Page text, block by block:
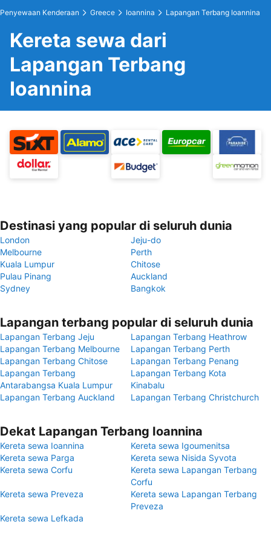
Penyewaan Kenderaan Greece Ioannina Lapangan Terbang Ioannina
Kereta sewa dari
Lapangan Terbang
Ioannina
Destinasi yang popular di seluruh dunia
London
Jeju-do
Melbourne
Perth
Kuala Lumpur
Chitose
Pulau Pinang
Auckland
Sydney
Bangkok
Lapangan terbang popular di seluruh dunia
Lapangan Terbang Jeju
Lapangan Terbang Heathrow
Lapangan Terbang Melbourne
Lapangan Terbang Perth
Lapangan Terbang Chitose
Lapangan Terbang Penang
Lapangan Terbang
Antarabangsa Kuala Lumpur
Lapangan Terbang Kota
Kinabalu
Lapangan Terbang Auckland
Lapangan Terbang Christchurch
Dekat Lapangan Terbang Ioannina
Kereta sewa Ioannina
Kereta sewa Igoumenitsa
Kereta sewa Parga
Kereta sewa Nisida Syvota
Kereta sewa Corfu
Kereta sewa Lapangan Terbang
Corfu
Kereta sewa Preveza
Kereta sewa Lapangan Terbang
Preveza
Kereta sewa Lefkada